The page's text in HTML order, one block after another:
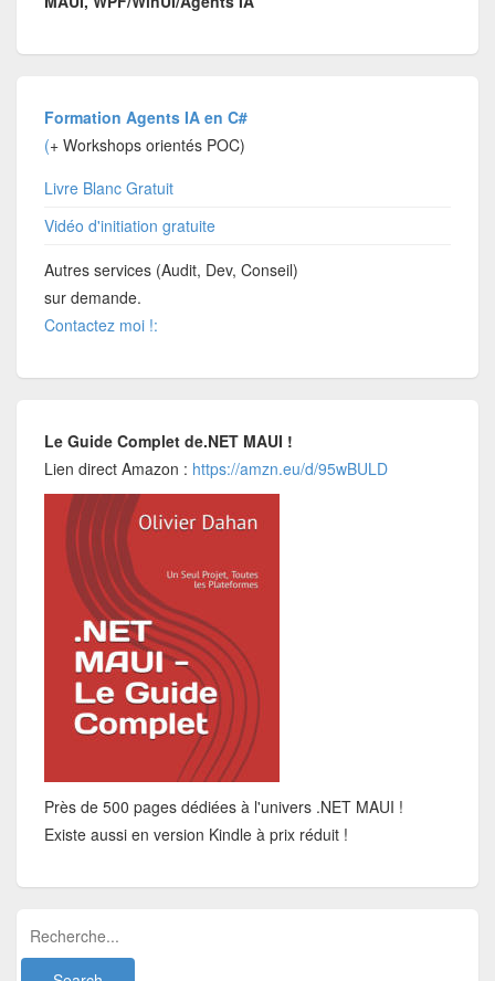
Formation Agents IA en C#
(+ Workshops orientés POC)
Livre Blanc Gratuit
Vidéo d'initiation gratuite
Autres services (Audit, Dev, Conseil)
sur demande.
Contactez moi !:
Le Guide Complet de.NET MAUI !
Lien direct Amazon : https://amzn.eu/d/95wBULD
Près de 500 pages dédiées à l'univers .NET MAUI !
Existe aussi en version Kindle à prix réduit !